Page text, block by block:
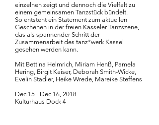
einzelnen zeigt und dennoch die Vielfalt zu
einem gemeinsamen Tanzstück bündelt.
So entsteht ein Statement zum aktuellen
Geschehen in der freien Kasseler Tanzszene,
das als spannender Schritt der
Zusammenarbeit des tanz*werk Kassel
gesehen werden kann.
Mit Bettina Helmrich, Miriam Henß, Pamela
Hering, Birgit Kaiser, Deborah Smith-Wicke,
Evelin Stadler, Heike Wrede, Mareike Steffens
Dec 15 - Dec 16, 2018
Kulturhaus Dock 4